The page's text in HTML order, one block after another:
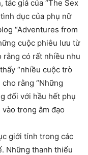
tác giả của “The Sex
dục của phụ nữ
“Adventures from
cuộc phiêu lưu từ
rằng có rất nhiều nhu
“nhiều cuộc trò
rằng “Những
đối với hầu hết phụ
trong âm đạo
giới tính trong các
Những thanh thiếu